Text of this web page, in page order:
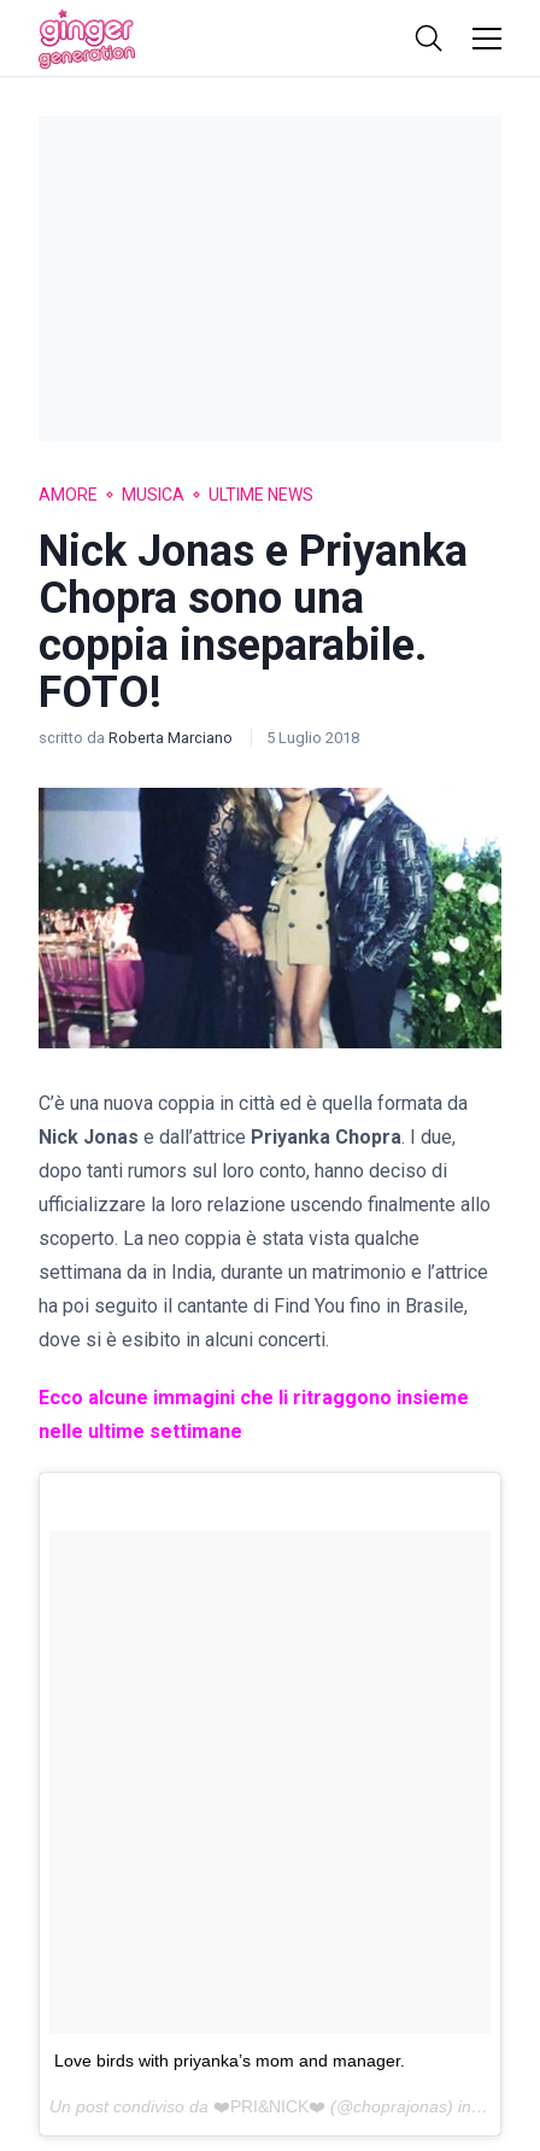
AMORE MUSICA ULTIME NEWS
Nick Jonas e Priyanka
Chopra sono una
coppia inseparabile.
FOTO!
scritto da Roberta Marciano 5 Luglio 2018
C’è una nuova coppia in città ed è quella formata da
Nick Jonas e dall’attrice Priyanka Chopra. I due,
dopo tanti rumors sul loro conto, hanno deciso di
ufficializzare la loro relazione uscendo finalmente allo
scoperto. La neo coppia è stata vista qualche
settimana da in India, durante un matrimonio e l’attrice
ha poi seguito il cantante di Find You fino in Brasile,
dove si è esibito in alcuni concerti.
Ecco alcune immagini che li ritraggono insieme
nelle ultime settimane
Love birds with priyanka’s mom and manager.
Un post condiviso da ❤️PRI&NICK❤️ (@choprajonas) in data: